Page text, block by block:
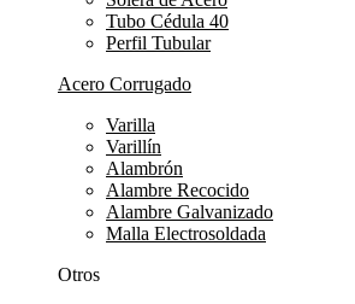
Tubo Cédula 40
Perfil Tubular
Acero Corrugado
Varilla
Varillín
Alambrón
Alambre Recocido
Alambre Galvanizado
Malla Electrosoldada
Otros